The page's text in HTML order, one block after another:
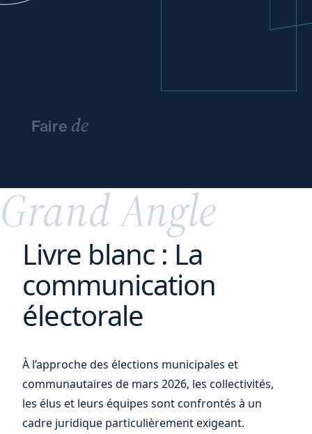
Faire de
vos
Grand Angle
Livre blanc : La
communication
électorale
À l’approche des élections municipales et
communautaires de mars 2026, les collectivités,
les élus et leurs équipes sont confrontés à un
cadre juridique particulièrement exigeant.